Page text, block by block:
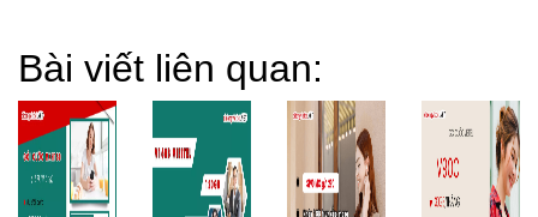
Bài viết liên quan: